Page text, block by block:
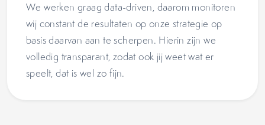
We werken graag data-driven, daarom monitoren
wij constant de resultaten op onze strategie op
basis daarvan aan te scherpen. Hierin zijn we
volledig transparant, zodat ook jij weet wat er
speelt, dat is wel zo fijn.